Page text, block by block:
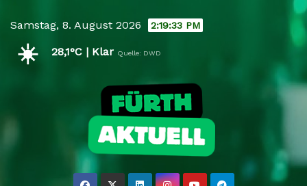
content
Samstag, 8. August 2026 2:19:34 PM
☀️ 28,1°C | Klar Quelle: DWD